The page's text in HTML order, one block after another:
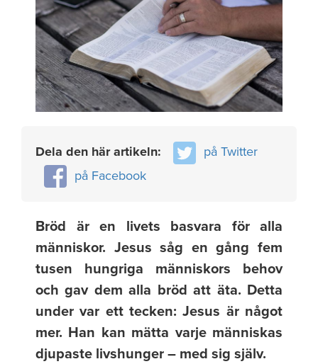
Dela den här artikeln:
på Twitter
på Facebook
Bröd är en livets basvara för alla
människor. Jesus såg en gång fem
tusen hungriga människors behov
och gav dem alla bröd att äta. Detta
under var ett tecken: Jesus är något
mer. Han kan mätta varje människas
djupaste livshunger – med sig själv.